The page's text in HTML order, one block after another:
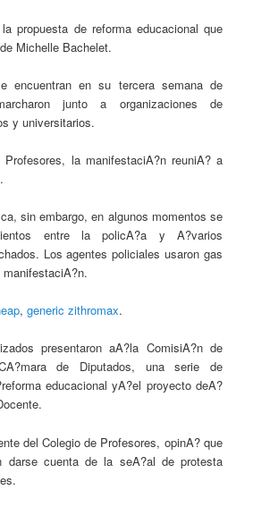
propuesta de reforma educacional que
Michelle Bachelet.
encuentran en su tercera semana de
junto a organizaciones de
y universitarios.
la manifestaciA?n reuniA? a
sin embargo, en algunos momentos se
entre la policA?a y A?varios
Los agentes policiales usaron gas
,generic zithromax.
presentaron aA?la ComisiA?n de
de Diputados, una serie de
educacional yA?el proyecto deA?
del Colegio de Profesores, opinA? que
darse cuenta de la seA?al de protesta